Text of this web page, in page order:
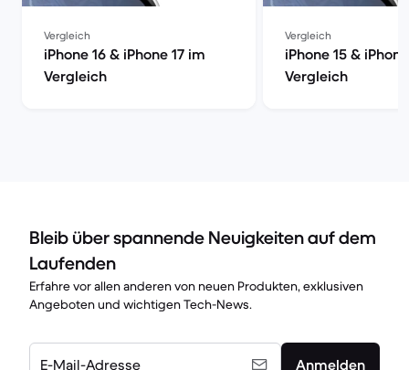
Vergleich
iPhone 16 & iPhone 17 im
Vergleich
Vergleich
iPhone 15 &
Vergleich
Bleib über spannende Neuigkeiten auf dem
Laufenden
Erfahre vor allen anderen von neuen Produkten, exklusiven
Angeboten und wichtigen Tech-News.
E-Mail-Adresse Anmelden